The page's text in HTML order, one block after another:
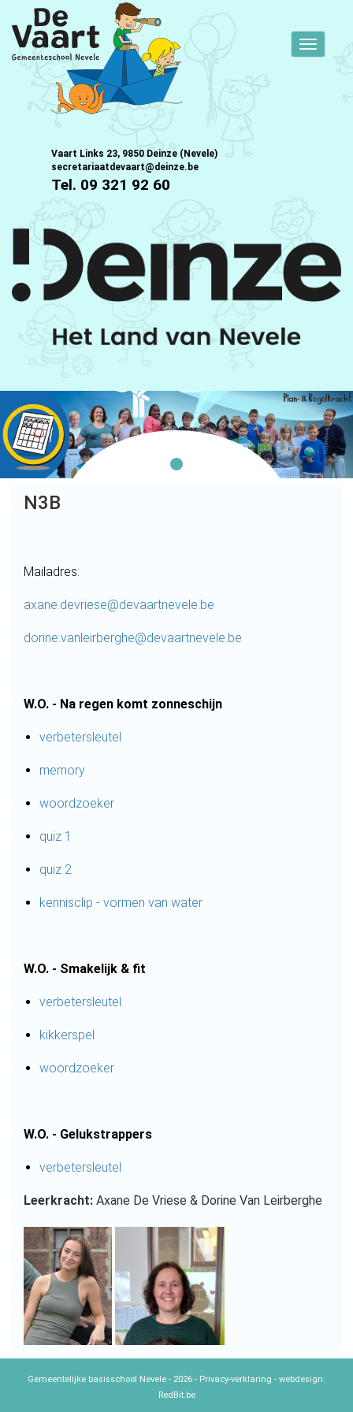
Vaart Links 23, 9850 Deinze (Nevele)
secretariaatdevaart@deinze.be
Tel. 09 321 92 60
Toggle
N3B
Mailadres:
axane.devriese@devaartnevele.be
dorine.vanleirberghe@devaartnevele.be
W.O. - Na regen komt zonneschijn
verbetersleutel
memory
woordzoeker
quiz 1
quiz 2
kennisclip - vormen van water
W.O. - Smakelijk & fit
verbetersleutel
kikkerspel
woordzoeker
W.O. - Gelukstrappers
verbetersleutel
Leerkracht: Axane De Vriese & Dorine Van Leirberghe
Gemeentelijke basisschool Nevele - 2026 - Privacy-verklaring - webdesign:
RedBit.be